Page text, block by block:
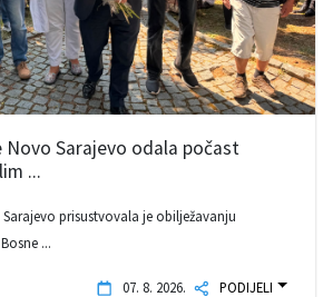
Novo Sarajevo odala počast
...
prisustvovala je obilježavanju
...
07. 8. 2026. PODIJELI